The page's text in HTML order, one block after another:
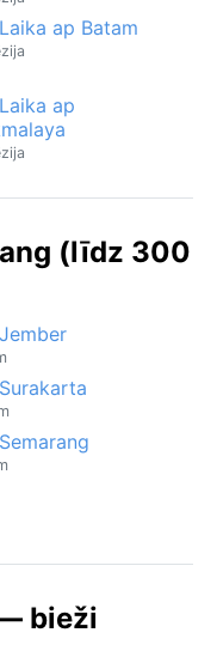
ap Batam
ap
(līdz 300
bieži